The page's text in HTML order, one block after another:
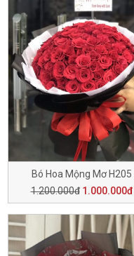
Bó Hoa Mộng Mơ H205
1.200.000đ 1.000.000đ